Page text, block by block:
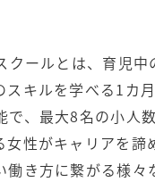
ールとは、育児
キルを学べる1カ
、最大8名の小人
性がキャリアを
き方に繋がる様々